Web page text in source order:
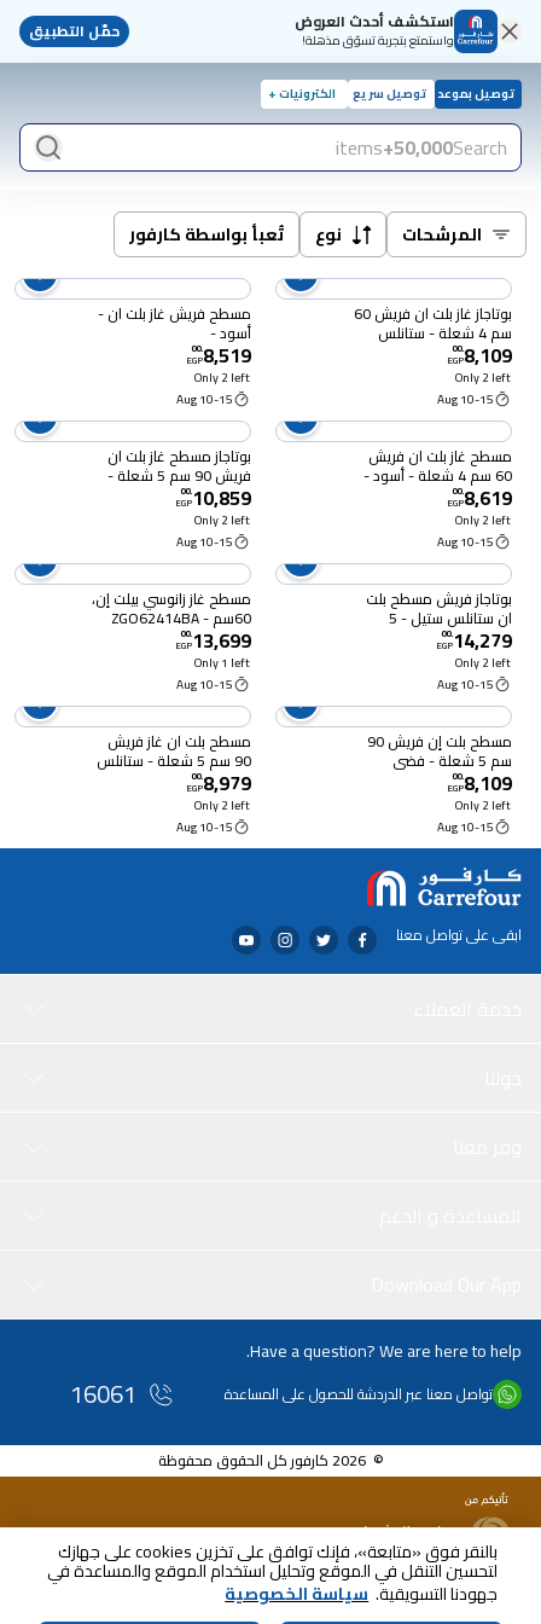
بالنقر فوق «متابعة»، فإنك توافق على تخزين cookies على جهازك
لتحسين التنقل في الموقع وتحليل استخدام الموقع والمساعدة في
جهودنا التسويقية. سياسة الخصوصية
استكشف أحدث العروض
واستمتع بتجربة تسوّق مذهلة! حمّل التطبيق
توصيل بموعد توصيل سريع الكترونيات +
Search
50,000+
items
المرشحات نوع تُعبأ بواسطة كارفور
بوتاجاز غاز بلت ان فريش 60
سم 4 شعلة - ستانلس
ستيل - 17510
8,109
.
00
EGP
Only 2 left
10-15 Aug
مسطح فريش غاز بلت ان -
أسود -
HAFR60CMBC1/BR
8,519
.
00
EGP
Only 2 left
10-15 Aug
مسطح غاز بلت ان فريش
60 سم 4 شعلة - أسود -
17513
8,619
.
00
EGP
Only 2 left
10-15 Aug
بوتاجاز مسطح غاز بلت ان
فريش 90 سم 5 شعلة -
اسود - 17512
10,859
.
00
EGP
Only 2 left
10-15 Aug
بوتاجاز فريش مسطح بلت
ان ستانلس ستيل - 5
أسود -
HAFR90CMBC1/BR
14,279
.
00
EGP
Only 2 left
10-15 Aug
مسطح غاز زانوسي بيلت إن،
60سم - ZGO62414BA
13,699
.
00
EGP
Only 1 left
10-15 Aug
مسطح بلت إن فريش 90
سم 5 شعلة - فضي
8,109
.
00
EGP
Only 2 left
10-15 Aug
مسطح بلت ان غاز فريش
90 سم 5 شعلة - ستانلس
ستيل - 19718
8,979
.
00
EGP
Only 2 left
10-15 Aug
ابقى على تواصل معنا
Have a question? We are here to help.
تواصل معنا عبر الدردشة للحصول على المساعدة 16061
© 2026 كارفور كل الحقوق محفوظة